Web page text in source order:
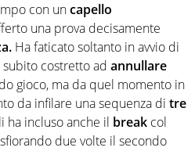
con uncapello
una prova decisamente
Ha faticato soltanto in avvio di
subito costretto ad annullare
gioco, ma da quel momento in
da infilare una sequenza di tre
ha incluso anche il break col
due volte il secondo